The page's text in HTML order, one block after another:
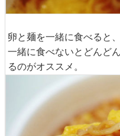
卵と麺を一緒に食べると
一緒に食べないとどんど
るのがオススメ。